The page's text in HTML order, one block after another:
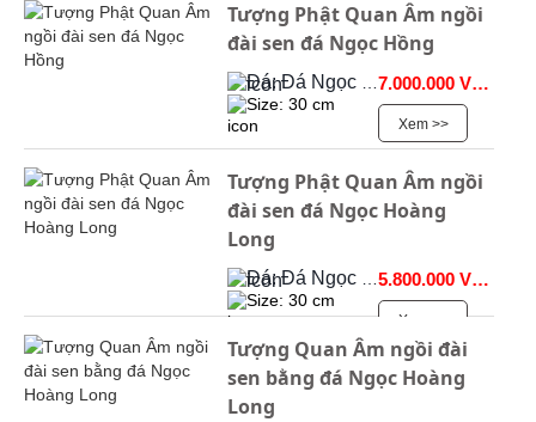
Tượng Phật Quan Âm ngồi
đài sen đá Ngọc Hồng
Đá: Đá Ngọc Onyx
Size: 30 cm
7.000.000 VNĐ
Xem >>
Tượng Phật Quan Âm ngồi
đài sen đá Ngọc Hoàng
Long
Đá: Đá Ngọc Onyx
Size: 30 cm
5.800.000 VNĐ
Xem >>
Tượng Quan Âm ngồi đài
sen bằng đá Ngọc Hoàng
Long